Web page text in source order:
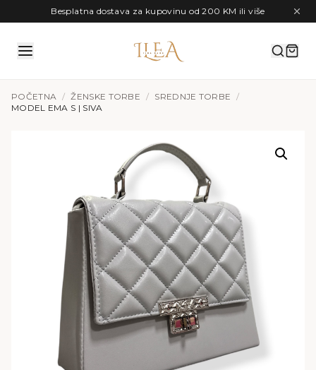
Preskoči na sadržajBesplatna dostava za kupovinu od 200 KM ili više
POČETNA / ŽENSKE TORBE / SREDNJE TORBE
/
MODEL EMA S | SIVA